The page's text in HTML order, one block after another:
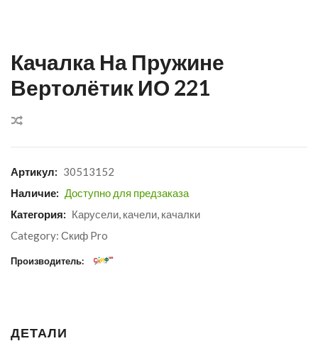
Качалка На Пружине
Вертолётик ИО 221
Артикул: 30513152
Наличие: Доступно для предзаказа
Категория: Карусели, качели, качалки
Category: Скиф Pro
Производитель:
ДЕТАЛИ